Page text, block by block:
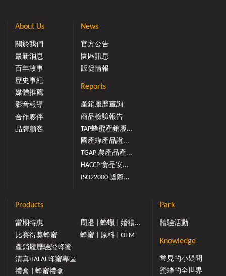
VIP會員 終身9折優惠🐝 台灣優質好蜜，都在這裡！【產銷
枇杷路52之1號【電話洽詢】→ 049-298-0851
About Us
關於我們
最新消息
百年故事
歷史事紀
媒體推薦
影音報導
合作夥伴
品牌顧客
News
官方公告
園區訊息
販促情報
Reports
產銷履歷查詢
商品檢驗報告
TAP蜂蜜產銷履...
國產蜂產品證...
TGAP 農產品產...
HACCP 食品安...
ISO22000 國際...
Products
當期特惠
比賽得獎蜂蜜
產銷履歷驗證蜂蜜
清真HALAL蜂蜜專區
禮盒 | 蜂蜜禮盒
周邊 | 蜂蠟 | 婚禮...
蜂蜜 | 原料 | OEM
Park
體驗活動
Knowledge
常見的小疑問
蜜蜂的全世界